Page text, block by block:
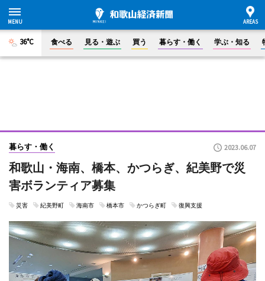
36°C 食べる 見る・遊ぶ 買う 暮らす・働く 学ぶ・知る
暮らす・働く 2023.06.07
和歌山・海南、橋本、かつらぎ、紀美野で災
害ボランティア募集
災害 紀美野町 海南市 橋本市 かつらぎ町 復興支援